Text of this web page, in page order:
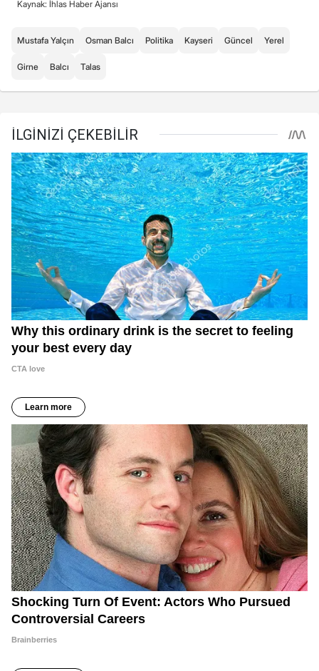
Kaynak: İhlas Haber Ajansı
Mustafa Yalçın Osman Balcı Politika Kayseri Güncel Yerel
Girne Balcı Talas